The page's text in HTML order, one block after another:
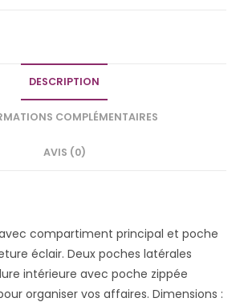
DESCRIPTION
COMPLÉMENTAIRES
AVIS (0)
compartiment principal et poche
éclair. Deux poches latérales
intérieure avec poche zippée
organiser vos affaires.Dimensions :